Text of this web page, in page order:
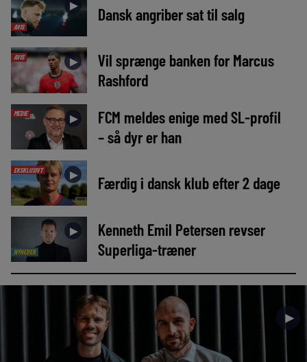
AVIS
► Dansk angriber sat til salg
AVIS ►
Vil sprænge banken for Marcus
Rashford
MEDIE ►
FCM meldes enige med SL-profil
– så dyr er han
EKSKLUSIVT ► Færdig i dansk klub efter 2 dage
NYHEDER
►
Kenneth Emil Petersen revser
Superliga-træner
►